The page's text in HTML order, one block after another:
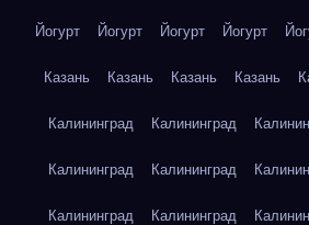
Йогурт Йогурт Йогурт Йогурт
Казань Казань Казань Казань
Калининград Калининград
Калининград Калининград
Калининград Калининград